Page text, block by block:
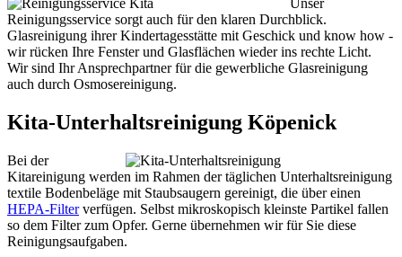
Unser
Reinigungsservice sorgt auch für den klaren Durchblick.
Glasreinigung ihrer Kindertagesstätte mit Geschick und know how -
wir rücken Ihre Fenster und Glasflächen wieder ins rechte Licht.
Wir sind Ihr Ansprechpartner für die gewerbliche Glasreinigung
auch durch Osmosereinigung.
Kita-Unterhaltsreinigung Köpenick
Bei der
Kitareinigung werden im Rahmen der täglichen Unterhaltsreinigung
textile Bodenbeläge mit Staubsaugern gereinigt, die über einen
HEPA-Filterverfügen. Selbst mikroskopisch kleinste Partikel fallen
so dem Filter zum Opfer. Gerne übernehmen wir für Sie diese
Reinigungsaufgaben.